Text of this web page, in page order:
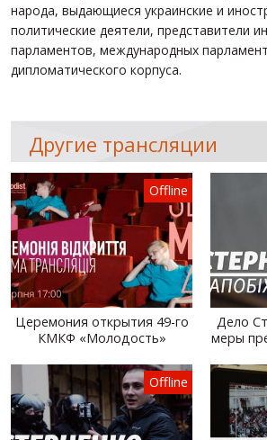
народа, выдающиеся украинские и
политические деятели, представители
парламентов, международных
дипломатического корпуса.
Другие трансляции
Offline
Церемония открытия 49-го
КМКФ «Молодость»
Дело
меры
Offline